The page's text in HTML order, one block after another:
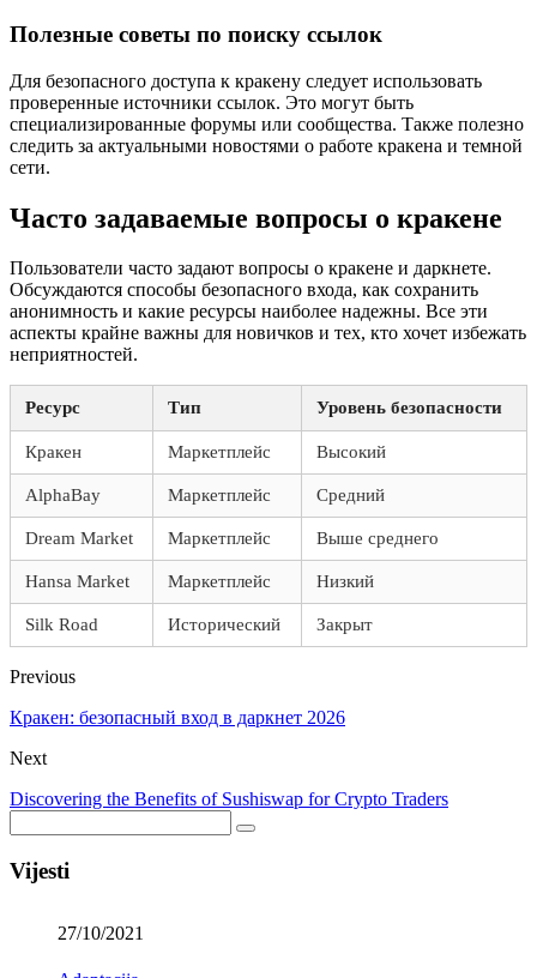
Полезные советы по поиску ссылок
Для безопасного доступа к кракену следует использовать
проверенные источники ссылок. Это могут быть
специализированные форумы или сообщества. Также полезно
следить за актуальными новостями о работе кракена и темной
сети.
Часто задаваемые вопросы о кракене
Пользователи часто задают вопросы о кракене и даркнете.
Обсуждаются способы безопасного входа, как сохранить
анонимность и какие ресурсы наиболее надежны. Все эти
аспекты крайне важны для новичков и тех, кто хочет избежать
неприятностей.
Ресурс Тип Уровень безопасности
Кракен Маркетплейс Высокий
AlphaBay Маркетплейс Средний
Dream Market Маркетплейс Выше среднего
Hansa Market Маркетплейс Низкий
Silk Road Исторический Закрыт
Previous
Кракен: безопасный вход в даркнет 2026
Next
Discovering the Benefits of Sushiswap for Crypto Traders
Vijesti
27/10/2021